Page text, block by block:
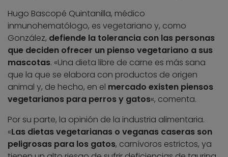
Hugo Bascopé Quintanilla, médico
inmunohematólogo, es vegetariano y, como
González, defiende la tolerancia con las personas
que deciden ofrecer un pienso vegetariano a sus
mascotas. «Una dieta libre de carne es más sana
que la que se elabora con productos de origen
animal y, de hecho, en el mercado existen piensos
vegetarianos para perros y gatos«, comenta.
Por su parte, la opinión de la industria alimentaria.
«Las dietas vegetarianas o veganas caseras son
peligrosas para los gatos, carnívoros estrictos, ya